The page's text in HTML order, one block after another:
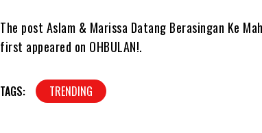
The post Aslam & Marissa Datang Berasingan Ke
first appeared on OHBULAN!.
TAGS: TRENDING